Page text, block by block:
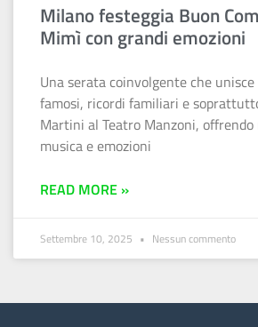
Milano festeggia Buon
Mimì con grandi emozioni
Una serata coinvolgente che
famosi, ricordi familiari e
Martini al Teatro Manzoni,
musica e emozioni
READ MORE »
Settembre 10, 2025 Nessun commento